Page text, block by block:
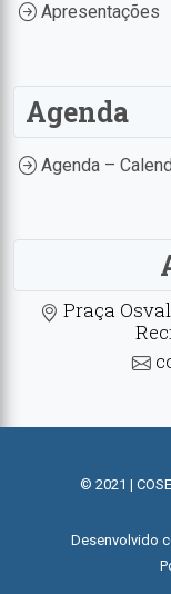
Apresentações
Agenda
Agenda –
Praça
© 2021 |
Desenvolvido